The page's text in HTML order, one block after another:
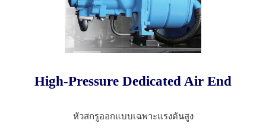
High-Pressure Dedicated Air End
หัวสกรูออกแบบเฉพาะแรงดันสูง